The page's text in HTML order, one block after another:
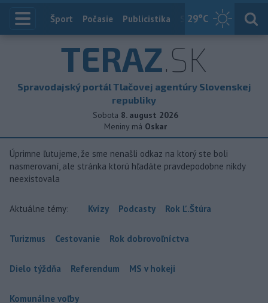
29°C
Index
Šport Počasie Publicistika Slovensko
TERAZ.SK
Spravodajský portál Tlačovej agentúry Slovenskej
republiky
Sobota 8. august 2026
Meniny má Oskar
Úprimne ľutujeme, že sme nenašli odkaz na ktorý ste boli
nasmerovaní, ale stránka ktorú hľadáte pravdepodobne nikdy
neexistovala
Aktuálne témy: Kvízy Podcasty Rok Ľ.Štúra
Turizmus Cestovanie Rok dobrovoľníctva
Dielo týždňa Referendum MS v hokeji
Komunálne voľby